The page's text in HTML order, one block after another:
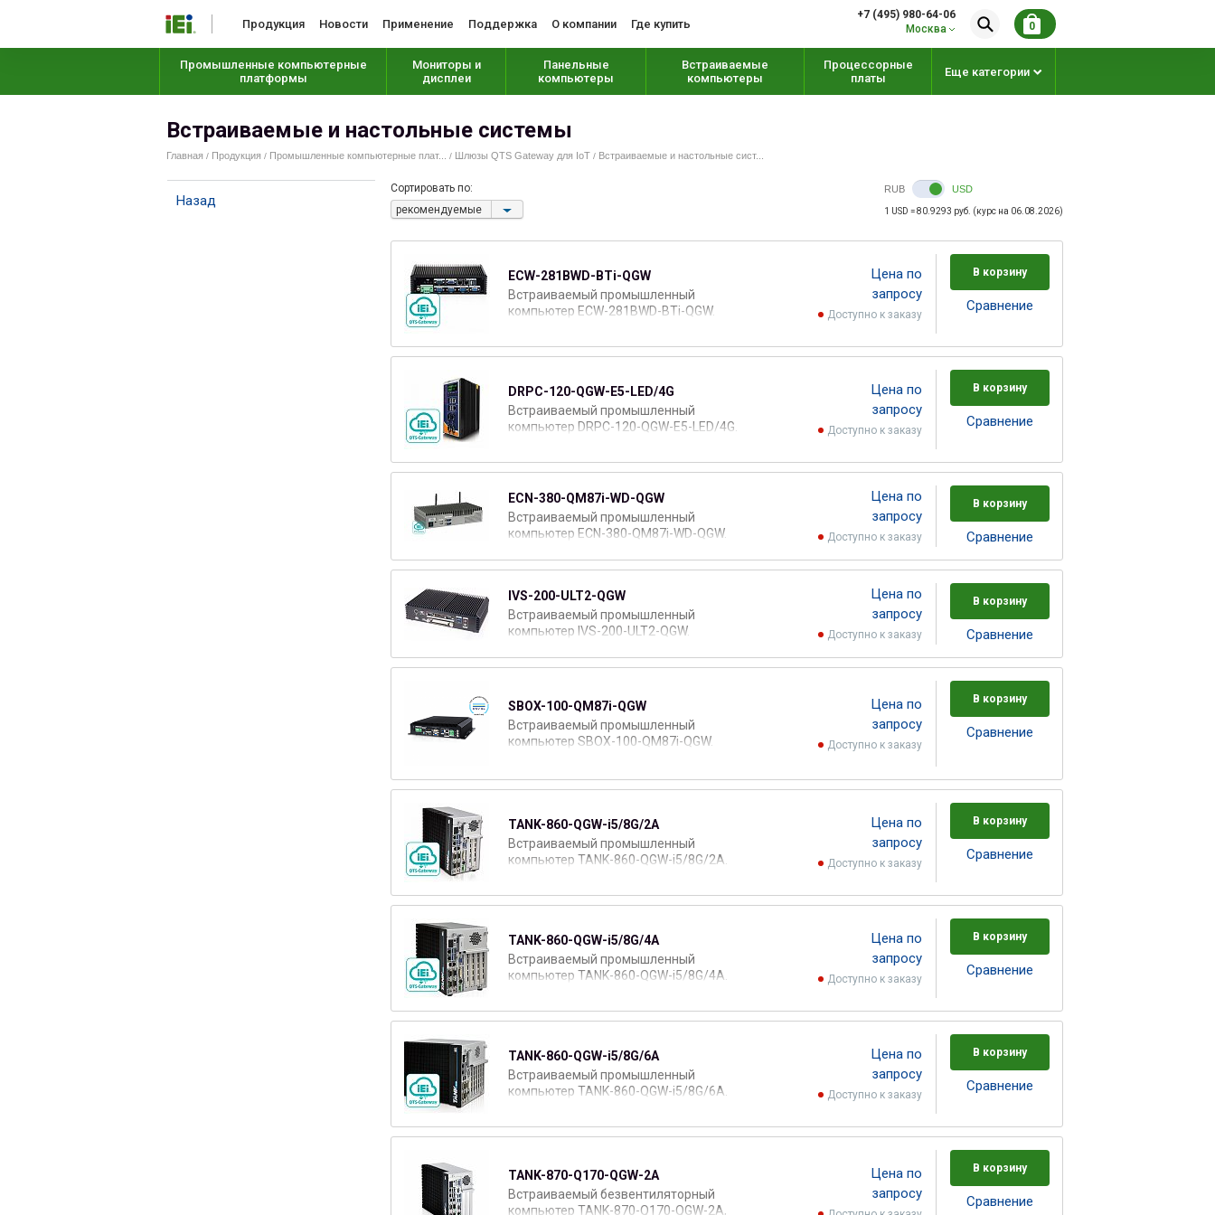
Продукция Новости Применение Поддержка О компании Где купить
+7 (495) 980-64-06
Москва
0
Промышленные компьютерные
платформы
Мониторы и
дисплеи
Панельные
компьютеры
Встраиваемые
компьютеры
Процессорные
платы
Еще категории
Встраиваемые и настольные системы
Главная / Продукция / Промышленные компьютерные плат... / Шлюзы QTS Gateway для IoT / Встраиваемые и настольные сист...
Назад
Сортировать по:
рекомендуемые
RUB USD
1 USD = 80.9293 руб. (курс на 06.08.2026)
ECW-281BWD-BTi-QGW
Встраиваемый промышленный
компьютер ECW-281BWD-BTi-QGW.
Цена по
запросу
Доступно к заказу
В корзину
Cравнение
DRPC-120-QGW-E5-LED/4G
Встраиваемый промышленный
компьютер DRPC-120-QGW-E5-LED/4G.
Цена по
запросу
Доступно к заказу
В корзину
Cравнение
ECN-380-QM87i-WD-QGW
Встраиваемый промышленный
компьютер ECN-380-QM87i-WD-QGW.
Цена по
запросу
Доступно к заказу
В корзину
Cравнение
IVS-200-ULT2-QGW
Встраиваемый промышленный
компьютер IVS-200-ULT2-QGW.
Цена по
запросу
Доступно к заказу
В корзину
Cравнение
SBOX-100-QM87i-QGW
Встраиваемый промышленный
компьютер SBOX-100-QM87i-QGW.
Цена по
запросу
Доступно к заказу
В корзину
Cравнение
TANK-860-QGW-i5/8G/2A
Встраиваемый промышленный
компьютер TANK-860-QGW-i5/8G/2A.
Цена по
запросу
Доступно к заказу
В корзину
Cравнение
TANK-860-QGW-i5/8G/4A
Встраиваемый промышленный
компьютер TANK-860-QGW-i5/8G/4A.
Цена по
запросу
Доступно к заказу
В корзину
Cравнение
TANK-860-QGW-i5/8G/6A
Встраиваемый промышленный
компьютер TANK-860-QGW-i5/8G/6A.
Цена по
запросу
Доступно к заказу
В корзину
Cравнение
TANK-870-Q170-QGW-2A
Встраиваемый безвентиляторный
компьютер TANK-870-Q170-QGW-2A,
Цена по
запросу
В корзину
Cравнение